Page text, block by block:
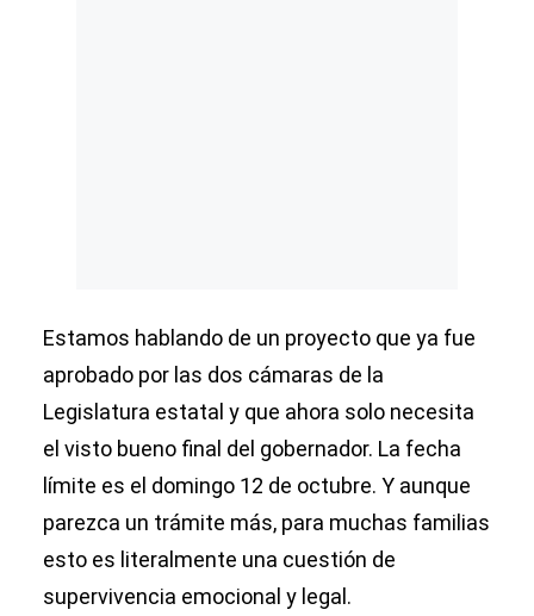
Estamos hablando de un proyecto que ya fue
aprobado por las dos cámaras de la
Legislatura estatal y que ahora solo necesita
el visto bueno final del gobernador. La fecha
límite es el domingo 12 de octubre. Y aunque
parezca un trámite más, para muchas familias
esto es literalmente una cuestión de
supervivencia emocional y legal.